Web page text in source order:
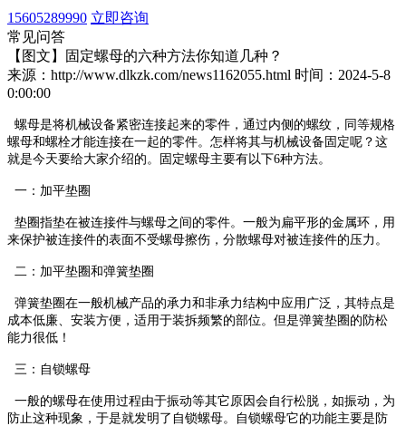
15605289990 立即咨询
常见问答
【图文】固定螺母的六种方法你知道几种？
来源：http://www.dlkzk.com/news1162055.html 时间：2024-5-8
0:00:00
螺母是将机械设备紧密连接起来的零件，通过内侧的螺纹，同等规格
螺母和螺栓才能连接在一起的零件。怎样将其与机械设备固定呢？这
就是今天要给大家介绍的。固定螺母主要有以下6种方法。
一：加平垫圈
垫圈指垫在被连接件与螺母之间的零件。一般为扁平形的金属环，用
来保护被连接件的表面不受螺母擦伤，分散螺母对被连接件的压力。
二：加平垫圈和弹簧垫圈
弹簧垫圈在一般机械产品的承力和非承力结构中应用广泛，其特点是
成本低廉、安装方便，适用于装拆频繁的部位。但是弹簧垫圈的防松
能力很低！
三：自锁螺母
一般的螺母在使用过程由于振动等其它原因会自行松脱，如振动，为
防止这种现象，于是就发明了自锁螺母。自锁螺母它的功能主要是防